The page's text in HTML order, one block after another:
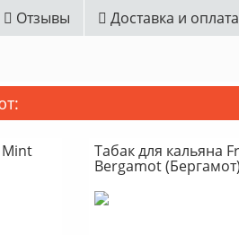
Отзывы Доставка и оплата
Mint Табак для кальяна
Bergamot